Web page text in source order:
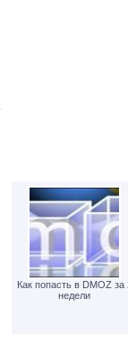
Как попасть в DMOZ за
недели